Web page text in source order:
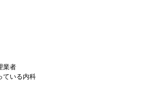
業者
ている内科